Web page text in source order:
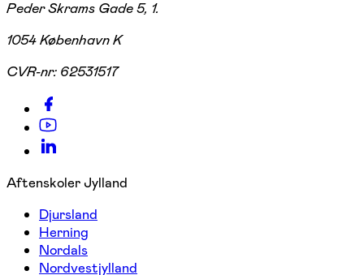
Peder Skrams Gade 5, 1.
1054 København K
CVR-nr: 62531517
Aftenskoler Jylland
Djursland
Herning
Nordals
Nordvestjylland